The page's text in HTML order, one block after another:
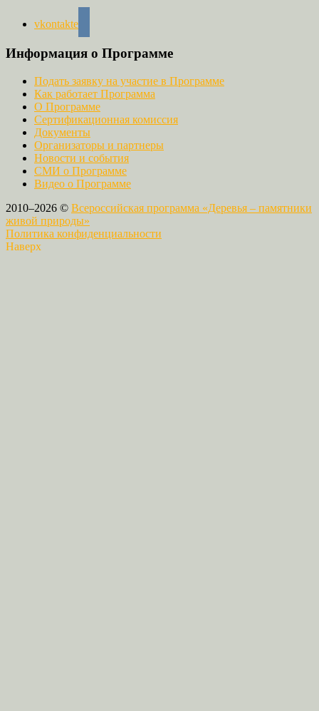
vkontakte
Информация о Программе
Подать заявку на участие в Программе
Как работает Программа
О Программе
Сертификационная комиссия
Документы
Организаторы и партнеры
Новости и события
СМИ о Программе
Видео о Программе
2010–2026 © Всероссийская программа «Деревья – памятники
живой природы»
Политика конфиденциальности
Наверх